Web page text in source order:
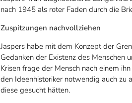
nach 1945 als roter Faden durch die
Zuspitzungen nachvollziehen
Jaspers habe mit dem Konzept der
Gedanken der Existenz des Menschen
Krisen frage der Mensch nach einem
den Ideenhistoriker notwendig auch zu
diese gesucht hätten.